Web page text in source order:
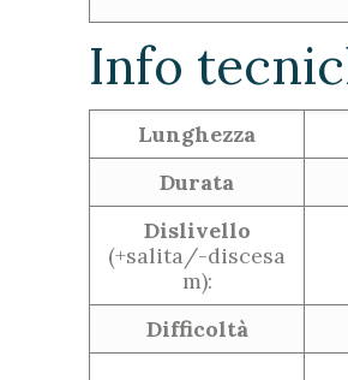
Info
Lunghezza
Durata
Dislivello
(+salita/-discesa
m):
Difficoltà